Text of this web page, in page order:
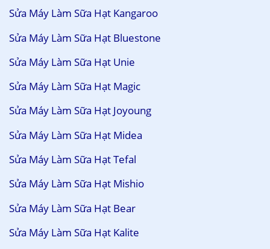
Sửa Máy Làm Sữa Hạt Kangaroo
Sửa Máy Làm Sữa Hạt Bluestone
Sửa Máy Làm Sữa Hạt Unie
Sửa Máy Làm Sữa Hạt Magic
Sửa Máy Làm Sữa Hạt Joyoung
Sửa Máy Làm Sữa Hạt Midea
Sửa Máy Làm Sữa Hạt Tefal
Sửa Máy Làm Sữa Hạt Mishio
Sửa Máy Làm Sữa Hạt Bear
Sửa Máy Làm Sữa Hạt Kalite